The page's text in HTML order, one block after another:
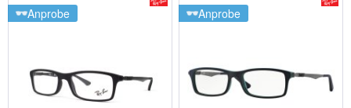
Anprobe Anprobe